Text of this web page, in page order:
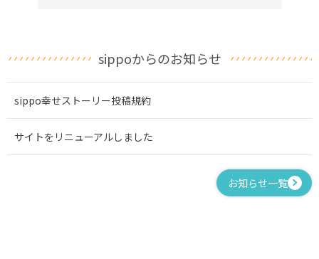
sippoからのお知らせ
sippo幸せストーリー投稿規約
サイトをリニューアルしました
お知らせ一覧